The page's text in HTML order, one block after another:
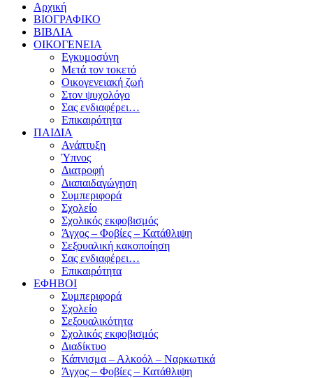
Αρχική
ΒΙΟΓΡΑΦΙΚΟ
ΒΙΒΛΙΑ
ΟΙΚΟΓΕΝΕΙΑ
Εγκυμοσύνη
Μετά τον τοκετό
Οικογενειακή ζωή
Στον ψυχολόγο
Σας ενδιαφέρει…
Επικαιρότητα
ΠΑΙΔΙΑ
Ανάπτυξη
Ύπνος
Διατροφή
Διαπαιδαγώγηση
Συμπεριφορά
Σχολείο
Σχολικός εκφοβισμός
Άγχος – Φοβίες – Κατάθλιψη
Σεξουαλική κακοποίηση
Σας ενδιαφέρει…
Επικαιρότητα
ΕΦΗΒΟΙ
Συμπεριφορά
Σχολείο
Σεξουαλικότητα
Σχολικός εκφοβισμός
Διαδίκτυο
Κάπνισμα – Αλκοόλ – Ναρκωτικά
Άγχος – Φοβίες – Κατάθλιψη